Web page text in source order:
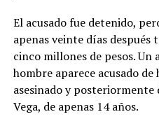
El acusado fue detenido,
apenas veinte días después
cinco millones de pesos. Un
hombre aparece acusado
asesinado y posteriormente
Vega, de apenas 14 años.